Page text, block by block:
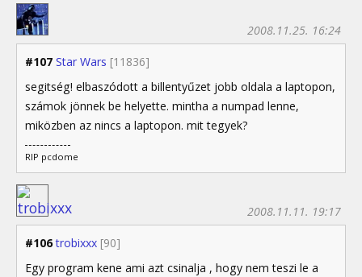
#107 Star Wars [11836]
2008.11.25. 16:24
segitség! elbaszódott a billentyűzet jobb oldala a laptopon,
számok jönnek be helyette. mintha a numpad lenne,
miközben az nincs a laptopon. mit tegyek?
RIP pcdome
#106 trobixxx [90]
2008.11.11. 19:17
Egy program kene ami azt csinalja , hogy nem teszi le a